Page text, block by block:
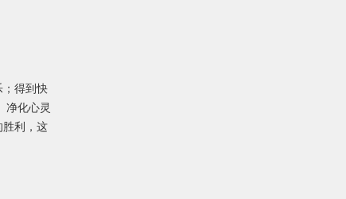
；得到快
净化心灵
胜利，这